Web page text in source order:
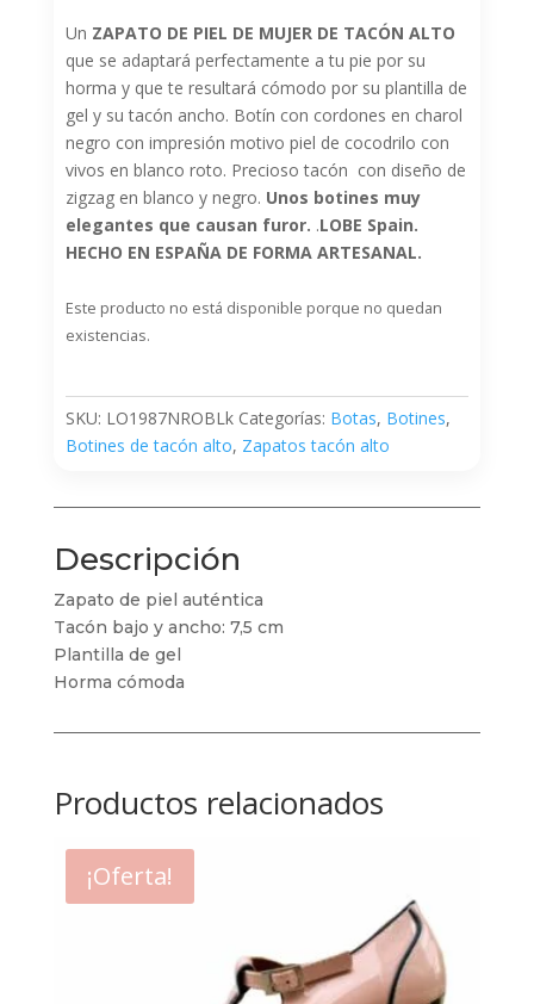
Un ZAPATO DE PIEL DE MUJER DE TACÓN ALTO
que se adaptará perfectamente a tu pie por su
horma y que te resultará cómodo por su plantilla de
gel y su tacón ancho. Botín con cordones en charol
negro con impresión motivo piel de cocodrilo con
vivos en blanco roto. Precioso tacón con diseño de
zigzag en blanco y negro. Unos botines muy
elegantes que causan furor. .LOBE Spain.
HECHO EN ESPAÑA DE FORMA ARTESANAL.
Este producto no está disponible porque no quedan
existencias.
SKU: LO1987NROBLk Categorías: Botas, Botines,
Botines de tacón alto, Zapatos tacón alto
Descripción
Zapato de piel auténtica
Tacón bajo y ancho: 7,5 cm
Plantilla de gel
Horma cómoda
Productos relacionados
¡Oferta!